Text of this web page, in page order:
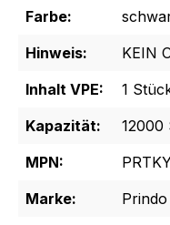
Farbe:
Hinweis:
KEIN
Inhalt VPE:
1
Kapazität:
12000
MPN:
Marke:
Prindo